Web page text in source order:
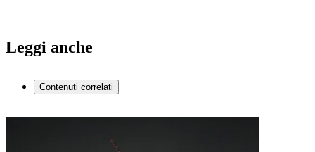
Leggi anche
Contenuti correlati